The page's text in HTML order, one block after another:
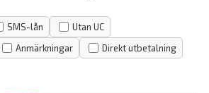
SMS-lån
Utan UC
Anmärkningar
Direkt utbetalning